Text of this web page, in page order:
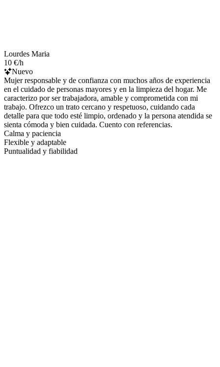
Lourdes Maria
10 €/h
Nuevo
Mujer responsable y de confianza con muchos años de experiencia
en el cuidado de personas mayores y en la limpieza del hogar. Me
caracterizo por ser trabajadora, amable y comprometida con mi
trabajo. Ofrezco un trato cercano y respetuoso, cuidando cada
detalle para que todo esté limpio, ordenado y la persona atendida se
sienta cómoda y bien cuidada. Cuento con referencias.
Calma y paciencia
Flexible y adaptable
Puntualidad y fiabilidad